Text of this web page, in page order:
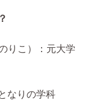
りこ）：元大学
なりの学科